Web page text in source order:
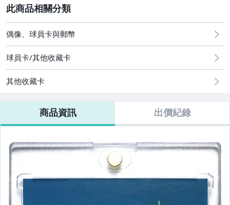
成人專區
玩具、模型與公仔
偶像、球員卡與郵幣
偶像、球員卡與郵幣
球員卡/其他收藏卡
其他收藏卡
商品資訊 出價紀錄